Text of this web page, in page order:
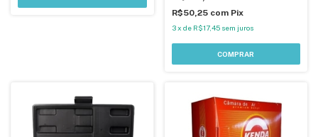
R$50,25 com Pix
3 x de R$17,45 sem juros